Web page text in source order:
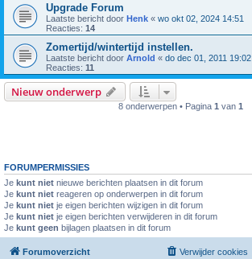
Upgrade Forum
Laatste bericht door Henk « wo okt 02, 2024 14:51
Reacties: 14
Zomertijd/wintertijd instellen.
Laatste bericht door Arnold « do dec 01, 2011 19:02
Reacties: 11
Nieuw onderwerp
8 onderwerpen • Pagina 1 van 1
FORUMPERMISSIES
Je kunt niet nieuwe berichten plaatsen in dit forum
Je kunt niet reageren op onderwerpen in dit forum
Je kunt niet je eigen berichten wijzigen in dit forum
Je kunt niet je eigen berichten verwijderen in dit forum
Je kunt geen bijlagen plaatsen in dit forum
Forumoverzicht Verwijder cookies